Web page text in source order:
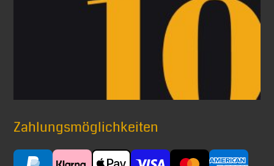
Zahlungsmöglichkeiten